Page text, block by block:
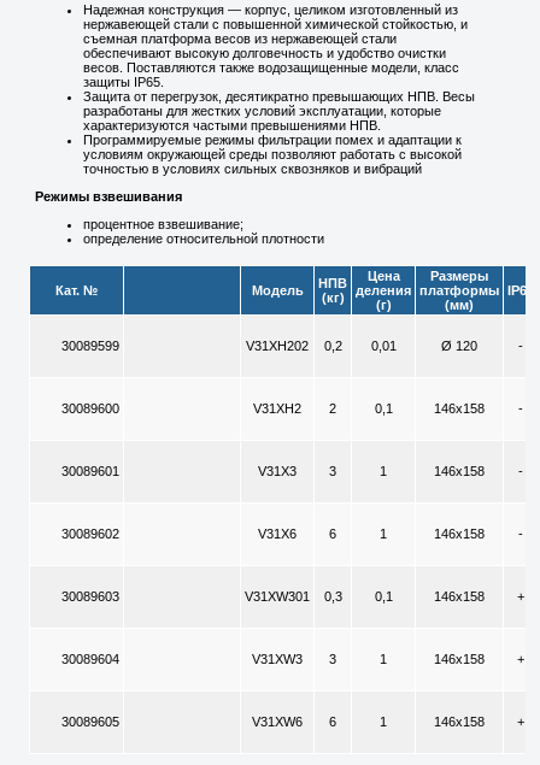
Надежная конструкция — корпус, целиком изготовленный из
нержавеющей стали с повышенной химической стойкостью, и
съемная платформа весов из нержавеющей стали
обеспечивают высокую долговечность и удобство очистки
весов. Поставляются также водозащищенные модели, класс
защиты IP65.
Защита от перегрузок, десятикратно превышающих НПВ. Весы
разработаны для жестких условий эксплуатации, которые
характеризуются частыми превышениями НПВ.
Программируемые режимы фильтрации помех и адаптации к
условиям окружающей среды позволяют работать с высокой
точностью в условиях сильных сквозняков и вибраций
Режимы взвешивания
процентное взвешивание;
определение относительной плотности
Кат. № Модель
НПВ
(кг)
Цена
деления
(г)
Размеры
платформы
(мм)
IP65
30089599 V31XH202 0,2 0,01 Ø 120 -
30089600 V31XH2 2 0,1 146х158 -
30089601 V31X3 3 1 146х158 -
30089602 V31X6 6 1 146х158 -
30089603 V31XW301 0,3 0,1 146х158 +
30089604 V31XW3 3 1 146х158 +
30089605 V31XW6 6 1 146х158 +